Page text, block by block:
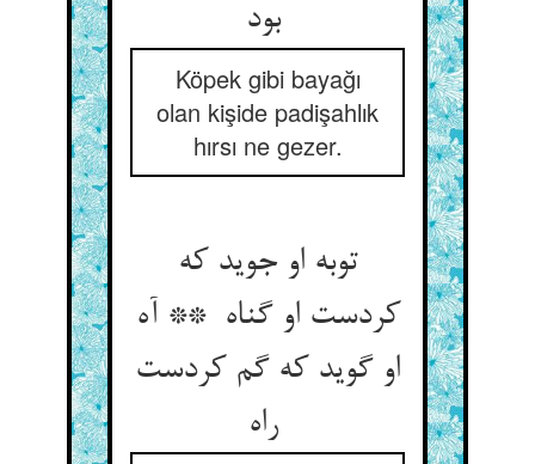
بود
Köpek gibi bayağı
olan kişide padişahlık
hırsı ne gezer.
توبه او جوید که
کردست او گناه ** آه
او گوید که گم کردست
راه